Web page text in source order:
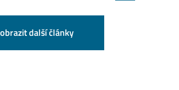
další články